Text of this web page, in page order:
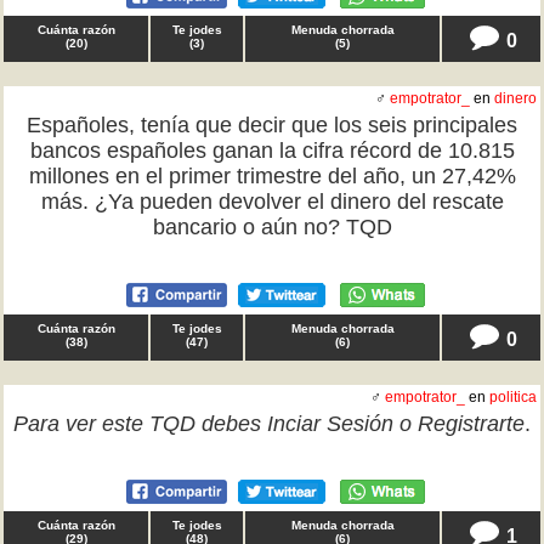
Cuánta razón
(20)
Te jodes
(3)
Menuda chorrada
(5) 0
♂ empotrator_ en dinero
Españoles, tenía que decir que los seis principales
bancos españoles ganan la cifra récord de 10.815
millones en el primer trimestre del año, un 27,42%
más. ¿Ya pueden devolver el dinero del rescate
bancario o aún no? TQD
Cuánta razón
(38)
Te jodes
(47)
Menuda chorrada
(6) 0
♂ empotrator_ en politica
Para ver este TQD debes Inciar Sesión o Registrarte.
Cuánta razón
(29)
Te jodes
(48)
Menuda chorrada
(6) 1